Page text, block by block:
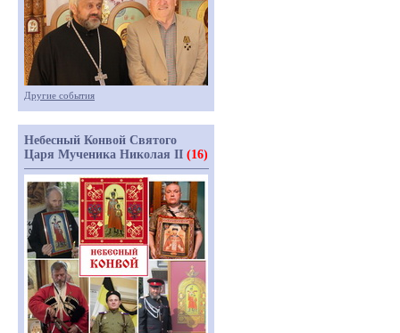
Другие события
Небесный Конвой Святого
Царя Мученика Николая II (16)